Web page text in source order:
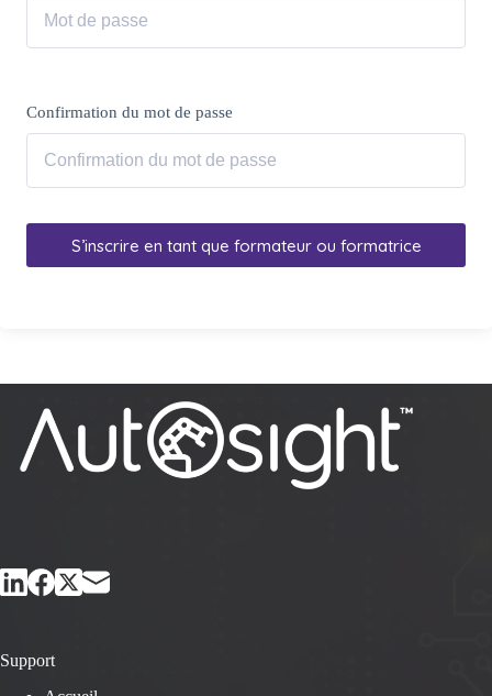
Confirmation du mot de passe
S’inscrire en tant que formateur ou formatrice
Support